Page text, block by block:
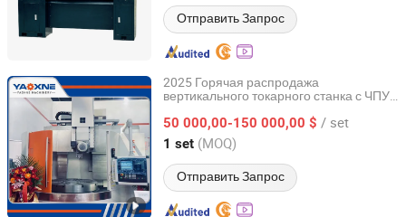
Отправить Запрос
2025 Горячая распродажа
вертикального токарного станка с ЧПУ
поездов
50 000,00-150 000,00 $ / set
1 set (MOQ)
Отправить Запрос
Dezhou Yaoxin Machinery Manufacturing Co.,Ltd
Shandong, China с 2024